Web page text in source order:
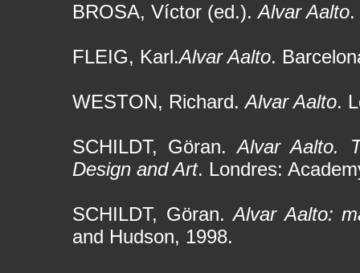
BROSA, Víctor (ed.).Alvar Aalto
FLEIG, Karl.Alvar Aalto.
WESTON, Richard.Alvar Aalto.
SCHILDT, Göran.Alvar Aalto.
Design and Art. Londres:
SCHILDT, Göran.Alvar Aalto:
and Hudson, 1998.